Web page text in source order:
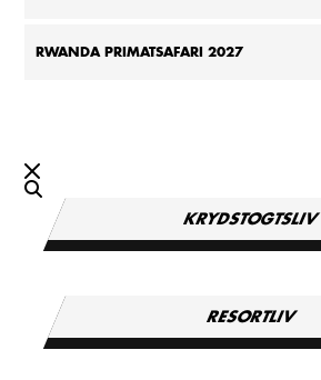
RWANDA PRIMATSAFARI 2027
KRYDSTOGTSLIV
RESORTLIV